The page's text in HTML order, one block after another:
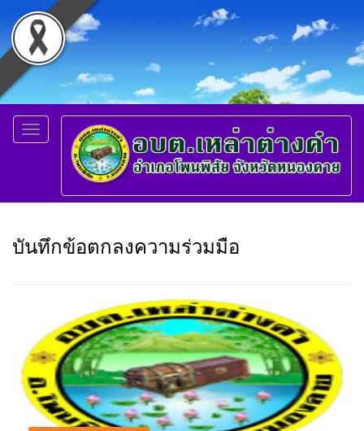
Toggle
navigation
บันทึกข้อตกลงความร่วมมือ